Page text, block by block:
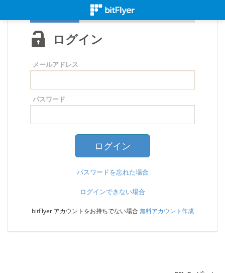
ログイン
メールアドレス
パスワード
パスワードを忘れた場合
ログインできない場合
bitFlyer アカウントをお持ちでない場合 無料アカウント作成